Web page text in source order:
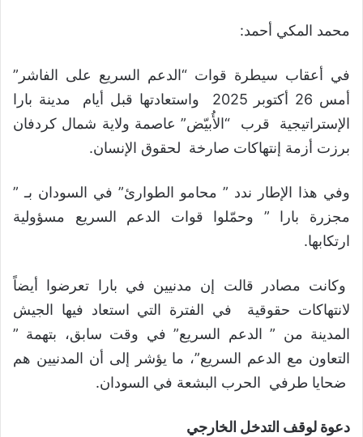
محمد المكي أحمد:
في أعقاب سيطرة قوات “الدعم السريع على الفاشر”
أمس 26 أكتوبر 2025 واستعادتها قبل أيام مدينة بارا
الإستراتيجية قرب “الأُبيّض” عاصمة ولاية شمال كردفان
برزت أزمة إنتهاكات صارخة لحقوق الإنسان.
وفي هذا الإطار ندد ” محامو الطوارئ” في السودان بـ ”
مجزرة بارا ” وحمّلوا قوات الدعم السريع مسؤولية
ارتكابها.
وكانت مصادر قالت إن مدنيين في بارا تعرضوا أيضاً
لانتهاكات حقوقية في الفترة التي استعاد فيها الجيش
المدينة من ” الدعم السريع” في وقت سابق، بتهمة ”
التعاون مع الدعم السريع”، ما يؤشر إلى أن المدنيين هم
ضحايا طرفي الحرب البشعة في السودان.
دعوة لوقف التدخل الخارجي